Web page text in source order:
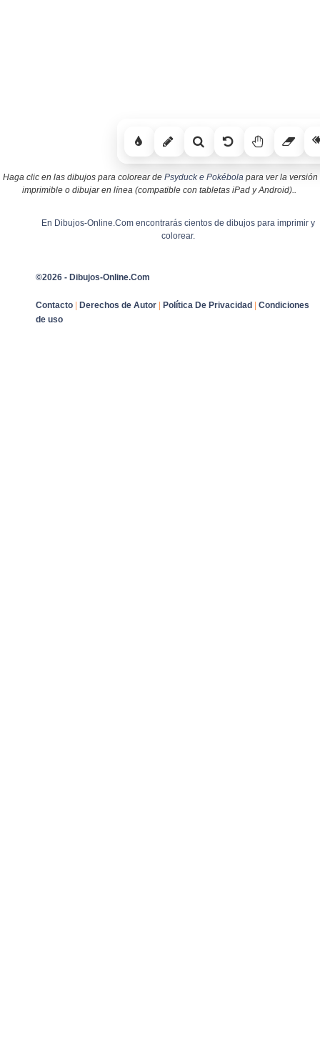
Haga clic en las dibujos para colorear de Psyduck e Pokébolapara ver la versión
imprimible o dibujar en línea (compatible con tabletas iPad y Android)..
En Dibujos-Online.Com encontrarás cientos de dibujos para imprimir y
colorear.
©2026 - Dibujos-Online.Com
Contacto Derechos de Autor Política De Privacidad
Condiciones
de uso